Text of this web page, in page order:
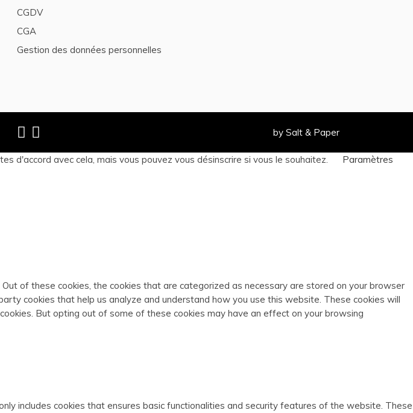
CGDV
CGA
Gestion des données personnelles
by Salt & Paper
d'accord avec cela, mais vous pouvez vous désinscrire si vous le souhaitez.
Paramètres
of these cookies, the cookies that are categorized as necessary are stored on your browser
cookies that help us analyze and understand how you use this website. These cookies will
But opting out of some of these cookies may have an effect on your browsing
includes cookies that ensures basic functionalities and security features of the website. These